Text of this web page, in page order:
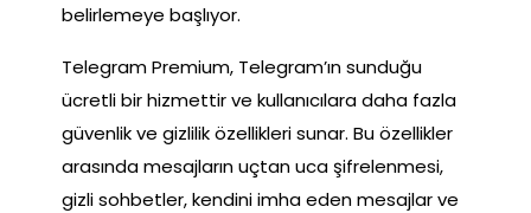
belirlemeye başlıyor.
Telegram Premium, Telegram’ın sunduğu
ücretli bir hizmettir ve kullanıcılara daha fazla
güvenlik ve gizlilik özellikleri sunar. Bu özellikler
arasında mesajların uçtan uca şifrelenmesi,
gizli sohbetler, kendini imha eden mesajlar ve